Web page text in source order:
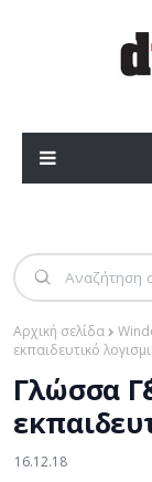
Αρχική σελίδα
εκπαιδευτικό
Γλώσσα
16.12.18